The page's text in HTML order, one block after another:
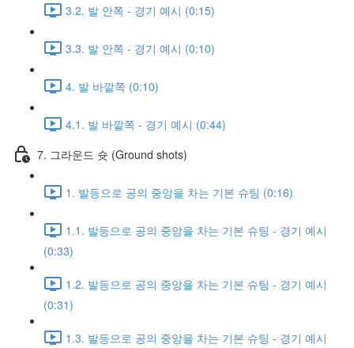
3.2. 발 안쪽 - 경기 예시 (0:15)
3.3. 발 안쪽 - 경기 예시 (0:10)
4. 발 바깥쪽 (0:10)
4.1. 발 바깥쪽 - 경기 예시 (0:44)
7. 그라운드 슛 (Ground shots)
1. 발등으로 공의 중앙을 차는 기본 슈팅 (0:16)
1.1. 발등으로 공의 중앙을 차는 기본 슈팅 - 경기 예시
(0:33)
1.2. 발등으로 공의 중앙을 차는 기본 슈팅 - 경기 예시
(0:31)
1.3. 발등으로 공의 중앙을 차는 기본 슈팅 - 경기 예시